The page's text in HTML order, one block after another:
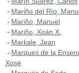
- Mariño del Río,
- Mariño, Manuel
- Mariño, Xoán X.
- Markale, Jean
- Marques de la
Xosé